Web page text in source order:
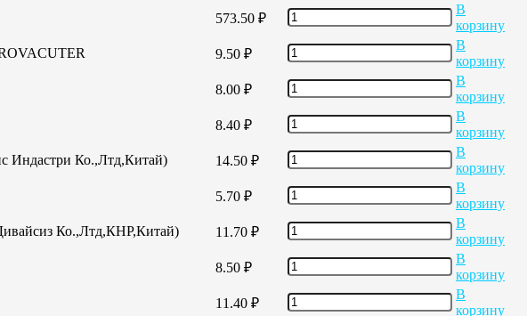
573.50 ₽
В
корзину
9.50 ₽
В
корзину
8.00 ₽
В
корзину
8.40 ₽
В
корзину
Индастри Ко.,Лтд,Китай)
14.50 ₽
В
корзину
5.70 ₽
В
корзину
Ко.,Лтд,КНР,Китай)
11.70 ₽
В
корзину
8.50 ₽
В
корзину
11.40 ₽
В
корзину